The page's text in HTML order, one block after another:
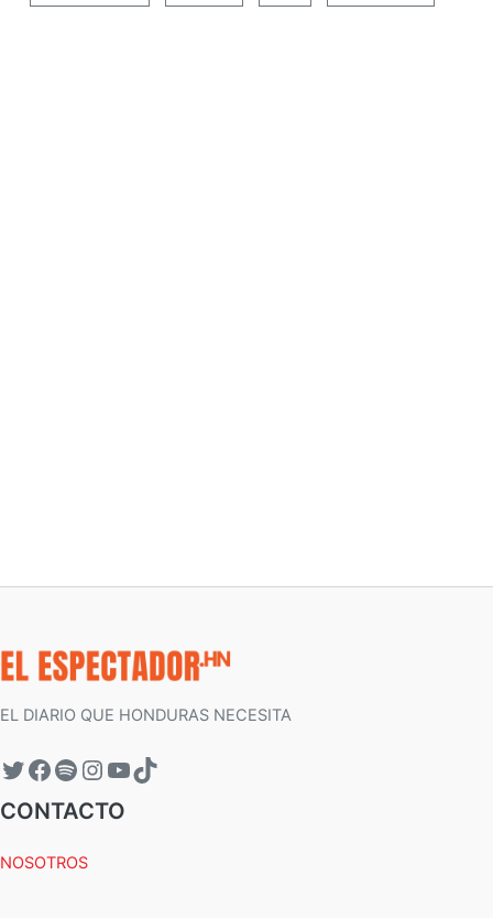
EL DIARIO QUE HONDURAS NECESITA
CONTACTO
NOSOTROS